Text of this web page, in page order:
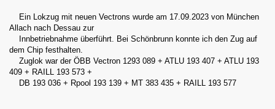
Ein Lokzug mit neuen Vectrons wurde am 17.09.2023 von München
Allach nach Dessau zur
Innbetriebnahme überführt. Bei Schönbrunn konnte ich den Zug auf
dem Chip festhalten.
Zuglok war der ÖBB Vectron 1293 089 + ATLU 193 407 + ATLU 193
409 + RAILL 193 573 +
DB 193 036 + Rpool 193 139 + MT 383 435 + RAILL 193 577